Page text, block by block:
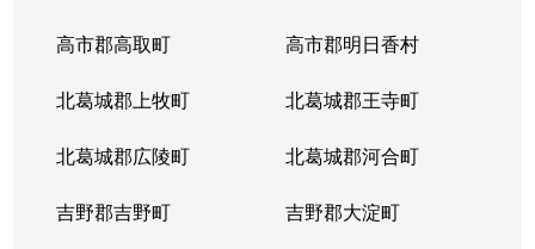
高市郡高取町 高市郡明日香村
北葛城郡上牧町 北葛城郡王寺町
北葛城郡広陵町 北葛城郡河合町
吉野郡吉野町 吉野郡大淀町